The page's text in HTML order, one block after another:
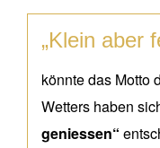
„Klein aber
könnte das Motto
Wetters haben
geniessen“